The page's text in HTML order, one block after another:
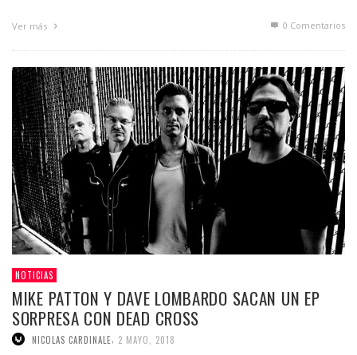
Ver más 0 Comentarios
NOTICIAS
MIKE PATTON Y DAVE LOMBARDO SACAN UN EP
SORPRESA CON DEAD CROSS
NICOLAS CARDINALE 2 MAYO, 2018